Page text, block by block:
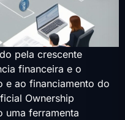
pela crescente
financeira e o
e ao financiamento do
Ownership
uma ferramenta